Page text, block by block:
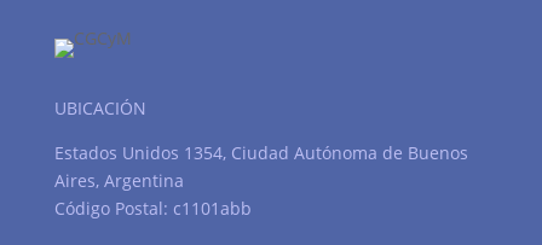
UBICACIÓN
Estados Unidos 1354, Ciudad Autónoma de Buenos
Aires, Argentina
Código Postal: c1101abb